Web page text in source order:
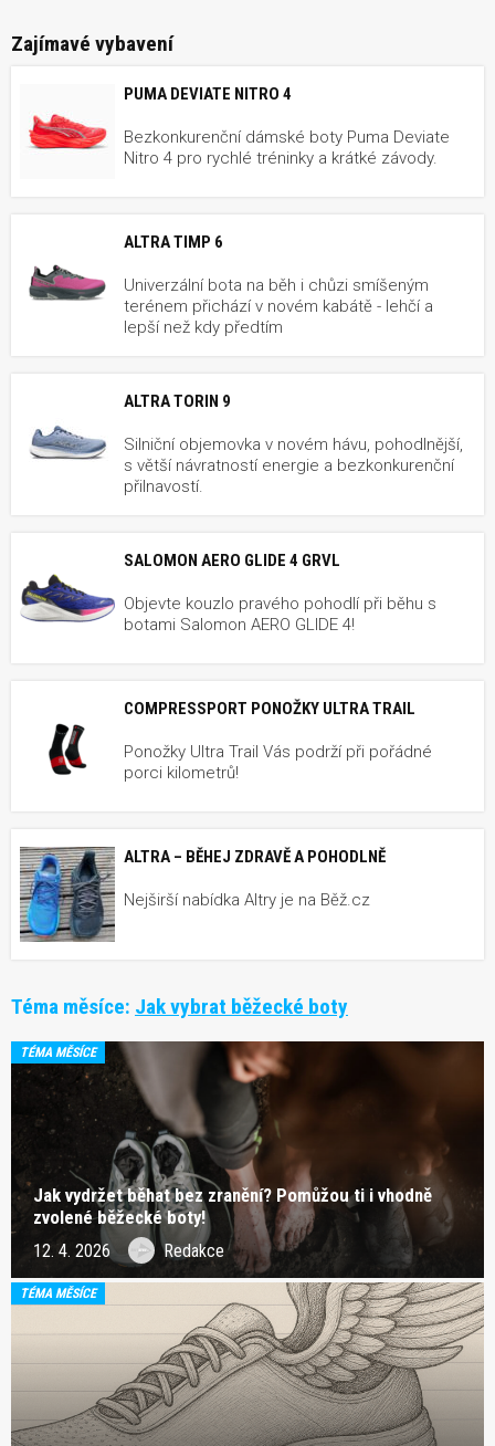
Zajímavé vybavení
PUMA DEVIATE NITRO 4
Bezkonkurenční dámské boty Puma Deviate
Nitro 4 pro rychlé tréninky a krátké závody.
ALTRA TIMP 6
Univerzální bota na běh i chůzi smíšeným
terénem přichází v novém kabátě - lehčí a
lepší než kdy předtím
ALTRA TORIN 9
Silniční objemovka v novém hávu, pohodlnější,
s větší návratností energie a bezkonkurenční
přilnavostí.
SALOMON AERO GLIDE 4 GRVL
Objevte kouzlo pravého pohodlí při běhu s
botami Salomon AERO GLIDE 4!
COMPRESSPORT PONOŽKY ULTRA TRAIL
Ponožky Ultra Trail Vás podrží při pořádné
porci kilometrů!
ALTRA – BĚHEJ ZDRAVĚ A POHODLNĚ
Nejširší nabídka Altry je na Běž.cz
Téma měsíce: Jak vybrat běžecké boty
TÉMA MĚSÍCE
Jak vydržet běhat bez zranění? Pomůžou ti i vhodně
zvolené běžecké boty!
12. 4. 2026 Redakce
TÉMA MĚSÍCE